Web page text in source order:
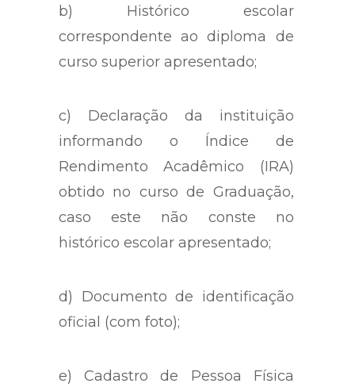
b) Histórico escolar
correspondente ao diploma de
curso superior apresentado;
c) Declaração da instituição
informando o Índice de
Rendimento Acadêmico (IRA)
obtido no curso de Graduação,
caso este não conste no
histórico escolar apresentado;
d) Documento de identificação
oficial (com foto);
e) Cadastro de Pessoa Física